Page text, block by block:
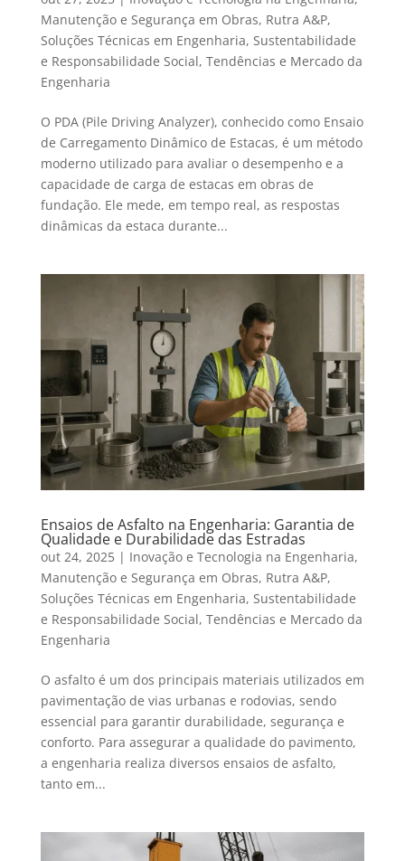
Manutenção e Segurança em Obras, Rutra A&P,
Soluções Técnicas em Engenharia, Sustentabilidade
e Responsabilidade Social, Tendências e Mercado da
Engenharia
O PDA (Pile Driving Analyzer), conhecido como Ensaio
de Carregamento Dinâmico de Estacas, é um método
moderno utilizado para avaliar o desempenho e a
capacidade de carga de estacas em obras de
fundação. Ele mede, em tempo real, as respostas
dinâmicas da estaca durante...
Ensaios de Asfalto na Engenharia: Garantia de
Qualidade e Durabilidade das Estradas
out 24, 2025| Inovação e Tecnologia na Engenharia,
Manutenção e Segurança em Obras, Rutra A&P,
Soluções Técnicas em Engenharia, Sustentabilidade
e Responsabilidade Social, Tendências e Mercado da
Engenharia
O asfalto é um dos principais materiais utilizados em
pavimentação de vias urbanas e rodovias, sendo
essencial para garantir durabilidade, segurança e
conforto. Para assegurar a qualidade do pavimento,
a engenharia realiza diversos ensaios de asfalto,
tanto em...